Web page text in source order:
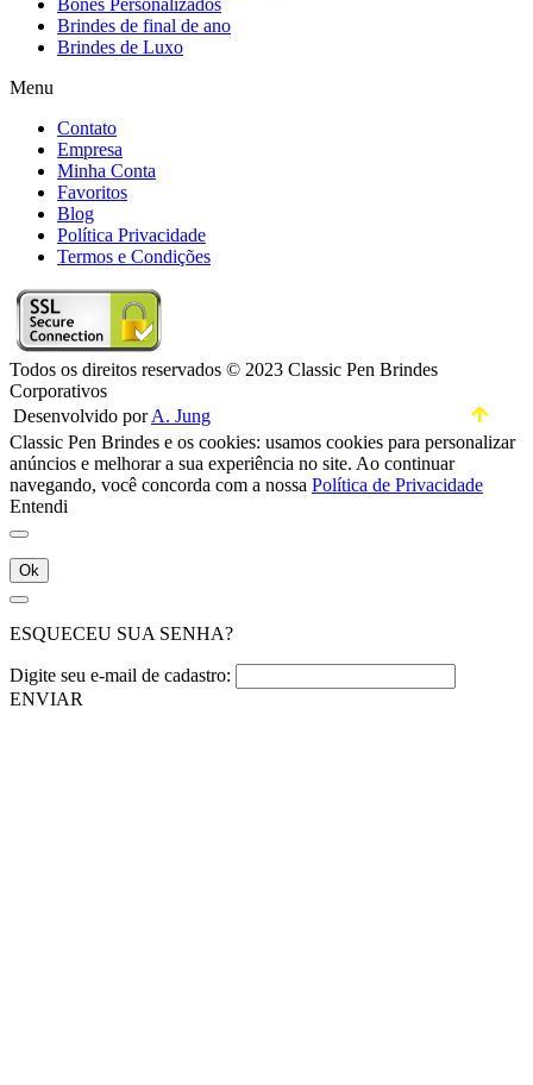
Brindes de final de ano
Brindes de Luxo
Menu
Contato
Empresa
Minha Conta
Favoritos
Blog
Política Privacidade
Termos e Condições
Todos os direitos reservados © 2023 Classic Pen Brindes
Corporativos
Desenvolvido porA. Jung
Classic Pen Brindes e os cookies: usamos cookies para personalizar
anúncios e melhorar a sua experiência no site. Ao continuar
navegando, você concorda com a nossa Política de Privacidade
Entendi
Ok
ESQUECEU SUA SENHA?
Digite seu e-mail de cadastro:
ENVIAR